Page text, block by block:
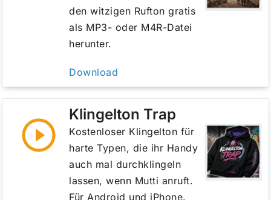
den witzigen Rufton gratis
als MP3- oder M4R-Datei
herunter.
Download
Klingelton Trap
Kostenloser Klingelton für
harte Typen, die ihr Handy
auch mal durchklingeln
lassen, wenn Mutti anruft.
Für Android und iPhone.